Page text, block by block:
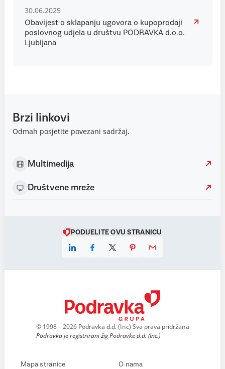
30.06.2025
Obavijest o sklapanju ugovora o kupoprodaji
poslovnog udjela u društvu PODRAVKA d.o.o.
Ljubljana
Brzi linkovi
Odmah posjetite povezani sadržaj.
Multimedija
Društvene mreže
PODIJELITE OVU STRANICU
© 1998 – 2026 Podravka d.d. (Inc) Sva prava pridržana
Podravka je registrirani žig Podravke d.d. (Inc.)
Mapa stranice
O nama